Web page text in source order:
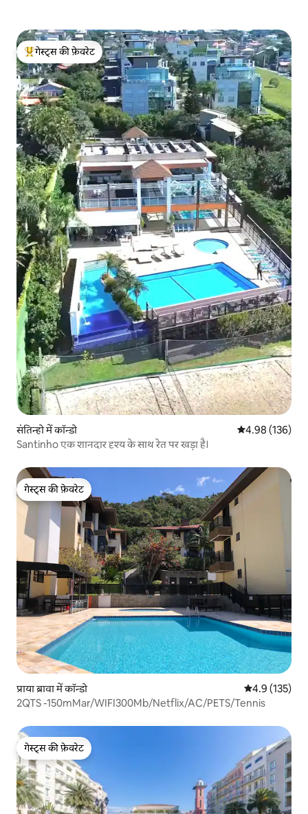
गेस्ट्स का टॉप फ़ेवरेट
गेस्ट्स की फ़ेवरेट
संतिन्हो में कॉन्डो औसत रेटिंग 5 में से
4.98 (136)
Santinho एक शानदार दृश्य के साथ रेत पर खड़ा है।
गेस्ट्स की फ़ेवरेट
गेस्ट्स की फ़ेवरेट
प्राया ब्रावा में कॉन्डो औसत रेटिंग 5 में
4.9 (135)
2QTS -150mMar/WIFI300Mb/Netflix/AC/PETS/Tennis
गेस्ट्स की फ़ेवरेट
गेस्ट्स की फ़ेवरेट